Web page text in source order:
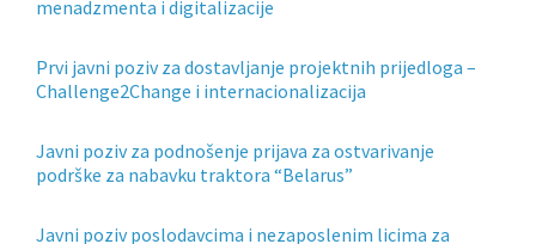
menadzmenta i digitalizacije
Prvi javni poziv za dostavljanje projektnih prijedloga –
Challenge2Change i internacionalizacija
Javni poziv za podnošenje prijava za ostvarivanje
podrške za nabavku traktora “Belarus”
Javni poziv poslodavcima i nezaposlenim licima za